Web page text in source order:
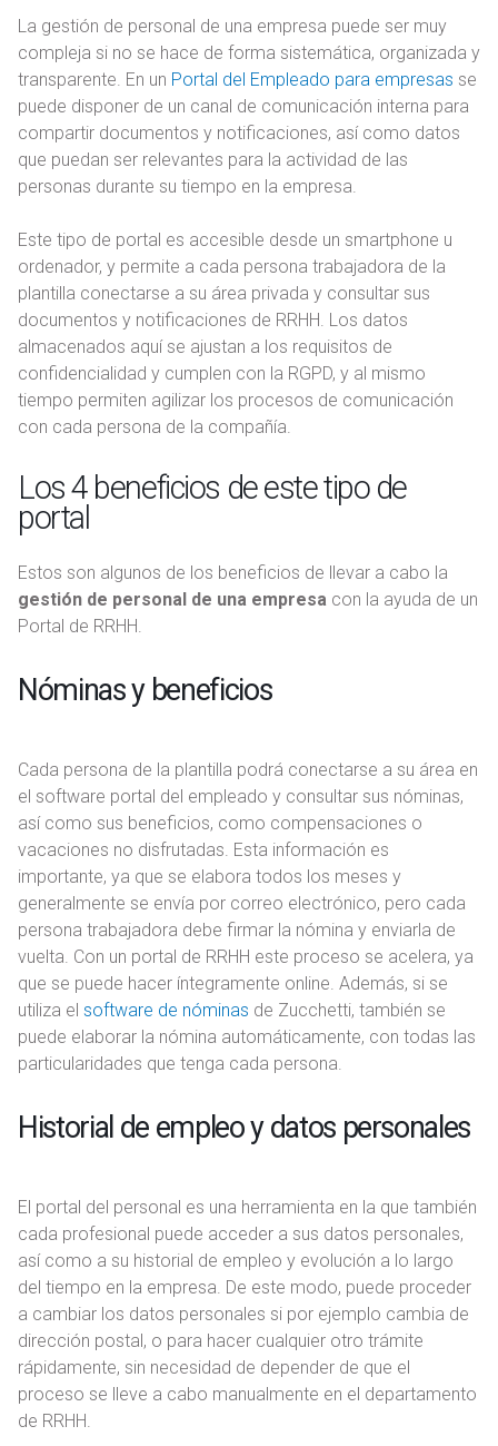
La gestión de personal de una empresa puede ser muy
compleja si no se hace de forma sistemática, organizada y
transparente. En un Portal del Empleado para empresas se
puede disponer de un canal de comunicación interna para
compartir documentos y notificaciones, así como datos
que puedan ser relevantes para la actividad de las
personas durante su tiempo en la empresa.
Este tipo de portal es accesible desde un smartphone u
ordenador, y permite a cada persona trabajadora de la
plantilla conectarse a su área privada y consultar sus
documentos y notificaciones de RRHH. Los datos
almacenados aquí se ajustan a los requisitos de
confidencialidad y cumplen con la RGPD, y al mismo
tiempo permiten agilizar los procesos de comunicación
con cada persona de la compañía.
Los 4 beneficios de este tipo de
portal
Estos son algunos de los beneficios de llevar a cabo la
gestión de personal de una empresa con la ayuda de un
Portal de RRHH.
Nóminas y beneficios
Cada persona de la plantilla podrá conectarse a su área en
el software portal del empleado y consultar sus nóminas,
así como sus beneficios, como compensaciones o
vacaciones no disfrutadas. Esta información es
importante, ya que se elabora todos los meses y
generalmente se envía por correo electrónico, pero cada
persona trabajadora debe firmar la nómina y enviarla de
vuelta. Con un portal de RRHH este proceso se acelera, ya
que se puede hacer íntegramente online. Además, si se
utiliza el software de nóminas de Zucchetti, también se
puede elaborar la nómina automáticamente, con todas las
particularidades que tenga cada persona.
Historial de empleo y datos personales
El portal del personal es una herramienta en la que también
cada profesional puede acceder a sus datos personales,
así como a su historial de empleo y evolución a lo largo
del tiempo en la empresa. De este modo, puede proceder
a cambiar los datos personales si por ejemplo cambia de
dirección postal, o para hacer cualquier otro trámite
rápidamente, sin necesidad de depender de que el
proceso se lleve a cabo manualmente en el departamento
de RRHH.